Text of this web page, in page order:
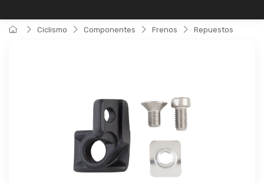
Ciclismo Componentes Frenos Repuestos